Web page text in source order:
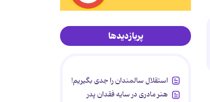
پربازدیدها
استقلال سالمندان را جدی بگیریم!
هنر مادری در سایه‌ فقدان پدر